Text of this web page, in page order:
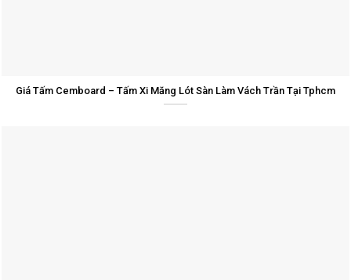
Giá Tấm Cemboard – Tấm Xi Măng Lót Sàn Làm Vách Trần Tại Tphcm